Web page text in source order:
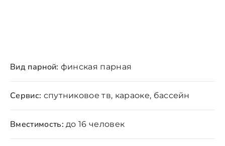
Вид парной: финская парная
Сервис: спутниковое тв, караоке, бассейн
Вместимость: до 16 человек